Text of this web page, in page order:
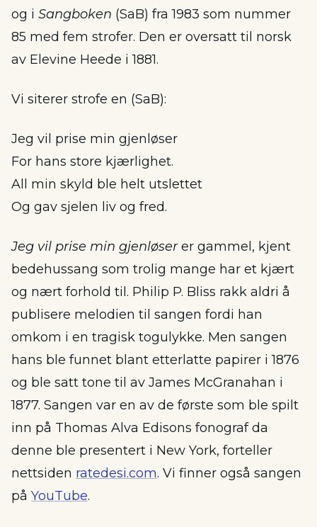
og i Sangboken (SaB) fra 1983 som nummer
85 med fem strofer. Den er oversatt til norsk
av Elevine Heede i 1881.
Vi siterer strofe en (SaB):
Jeg vil prise min gjenløser
For hans store kjærlighet.
All min skyld ble helt utslettet
Og gav sjelen liv og fred.
Jeg vil prise min gjenløserer gammel, kjent
bedehussang som trolig mange har et kjært
og nært forhold til. Philip P. Bliss rakk aldri å
publisere melodien til sangen fordi han
omkom i en tragisk togulykke. Men sangen
hans ble funnet blant etterlatte papirer i 1876
og ble satt tone til av James McGranahan i
1877. Sangen var en av de første som ble spilt
inn på Thomas Alva Edisons fonograf da
denne ble presentert i New York, forteller
nettsiden ratedesi.com. Vi finner også sangen
på YouTube.